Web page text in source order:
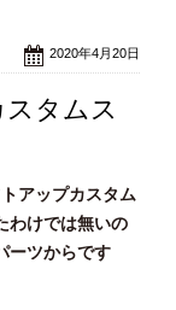
2020年4月20日
タムス
アップカスタム
わけでは無いの
ーツからです